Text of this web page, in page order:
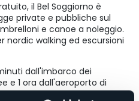
il Bel Soggiorno è
private e pubbliche sul
e canoe a noleggio.
nordic walking ed escursioni
dall'imbarco dei
e 1 ora dall'aeroporto di